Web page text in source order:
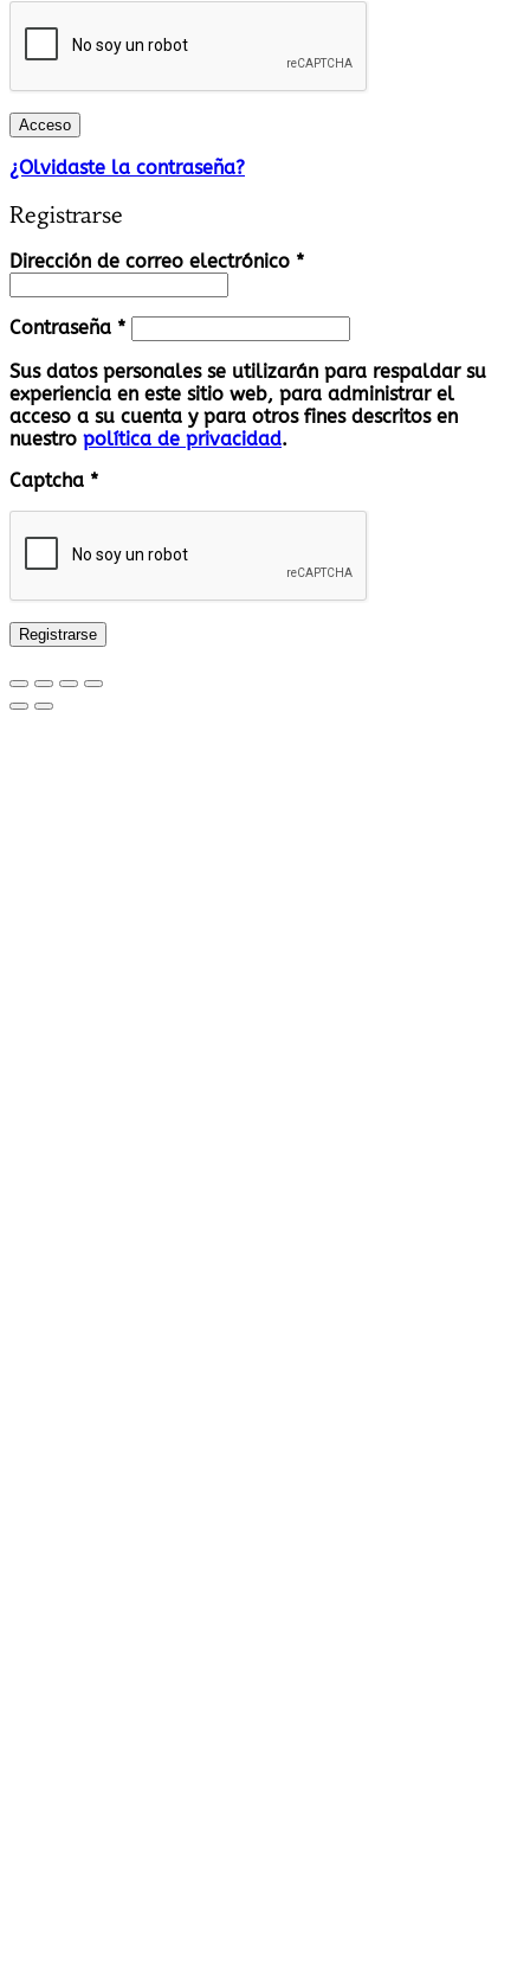
Acceso
¿Olvidaste la contraseña?
Registrarse
Dirección de correo electrónico *Obligatorio
Contraseña *Obligatorio
Sus datos personales se utilizarán para respaldar su
experiencia en este sitio web, para administrar el
acceso a su cuenta y para otros fines descritos en
nuestro política de privacidad.
Captcha *
Registrarse